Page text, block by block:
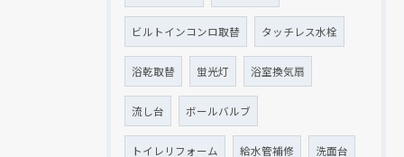
ビルトインコンロ取替 タッチレス水栓
浴乾取替 蛍光灯 浴室換気扇
流し台 ボールバルブ
トイレリフォーム 給水管補修 洗面台